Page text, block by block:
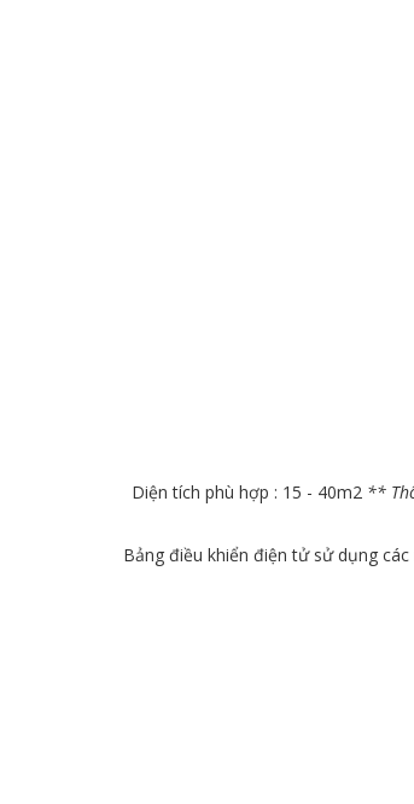
Diện tích phù hợp : 15 - 40m2 **
Bảng điều khiển điện tử sử dụng